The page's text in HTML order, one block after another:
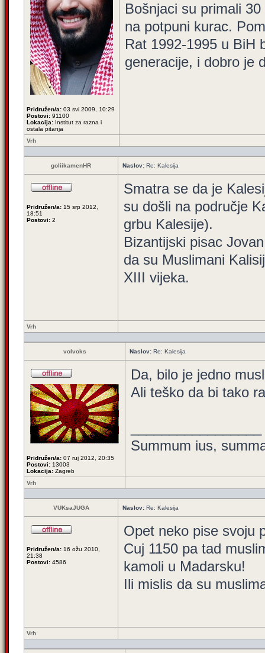
Pridružen/a: 03 svi 2009, 10:29
Postovi: 91100
Lokacija: Institut za razna i
ostala pitanja
Bošnjaci su primali
na potpuni kurac.
Rat 1992-1995 u BiH
generacije, i dobro je
Vrh
goliikamenHR Naslov: Re: Kalesija
Pridružen/a: 15 srp 2012,
18:51
Postovi: 2
Smatra se da je
su došli na područje
grbu Kalesije).
Bizantijski pisac
da su Muslimani
XIII vijeka.
Vrh
volvoks Naslov: Re: Kalesija
Pridružen/a: 07 ruj 2012, 20:35
Postovi: 13003
Lokacija: Zagreb
Da, bilo je jedno
Ali teško da bi tako
Summum ius,
Vrh
VUKsaJUGA Naslov: Re: Kalesija
Pridružen/a: 16 ožu 2010,
21:38
Postovi: 4586
Opet neko pise svoju
Cuj 1150 pa tad
kamoli u Madarsku!
Ili mislis da su
Vrh